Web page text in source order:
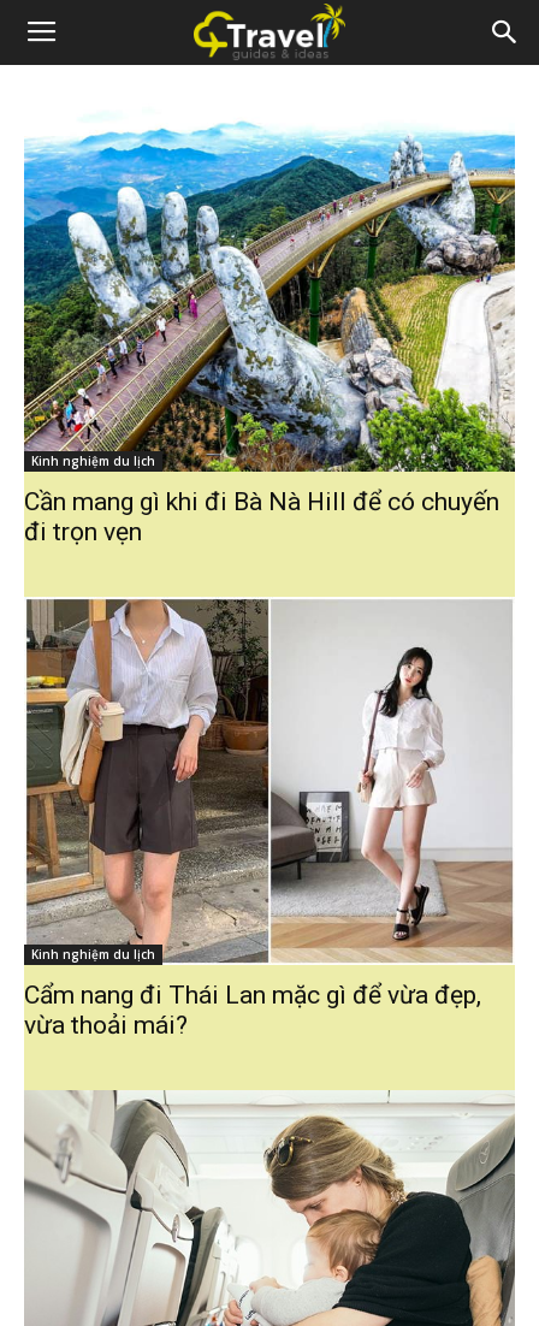
Kinh nghiệm du lịch
Cần mang gì khi đi Bà Nà Hill để có chuyến
đi trọn vẹn
Kinh nghiệm du lịch
Cẩm nang đi Thái Lan mặc gì để vừa đẹp,
vừa thoải mái?